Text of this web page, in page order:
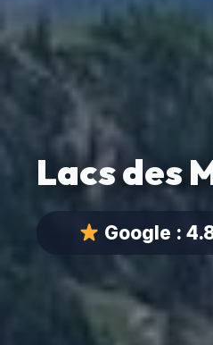
Lacs des
Google :